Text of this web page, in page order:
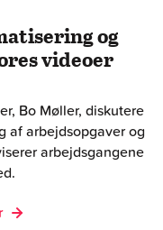
og
videoer
Bo Møller, diskutere
af arbejdsopgaver og
arbejdsgangene